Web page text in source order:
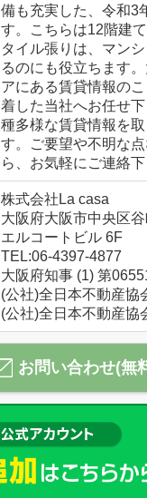
備も充実した、令和3
す。こちらは12階建
タイル張りは、マン
るのにも役立ちます
アにある賃貸情報の
着した当社へお任せ
種多様な賃貸情報を
す。ご要望や不明な
ら、お気軽にご連絡下
株式会社La casa
大阪府大阪市中央区
エルコートビル 6F
TEL:06-4397-4877
大阪府知事 (1) 第
(公社)全日本不動産協
(公社)全日本不動産協
お問い合わせ(無